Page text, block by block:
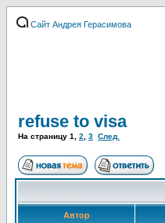
Сайт Андрея Герасимова
refuse to visa
На страницу 1 2 3 След.
Автор